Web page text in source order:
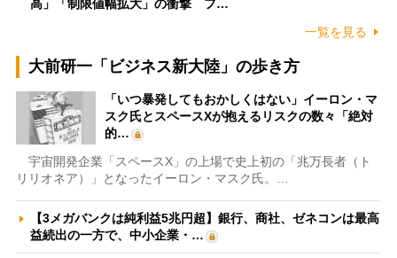
高」「制限値幅拡大」の衝撃 フ…
一覧を見る
大前研一「ビジネス新大陸」の歩き方
「いつ暴発してもおかしくはない」イーロン・マ
スク氏とスペースXが抱えるリスクの数々「絶対
的…
宇宙開発企業「スペースX」の上場で史上初の「兆万長者（ト
リリオネア）」となったイーロン・マスク氏。…
【3メガバンクは純利益5兆円超】銀行、商社、ゼネコンは最高
益続出の一方で、中小企業・…